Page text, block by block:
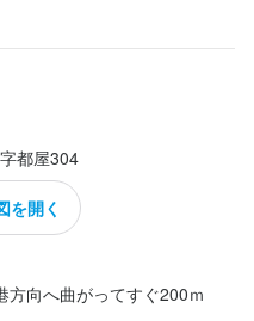
しめる欲張りなセットで
美味しい！
すい、いい感じのスパイシ
都屋304
を開く
向へ曲がってすぐ200ｍ
店内
ますので、